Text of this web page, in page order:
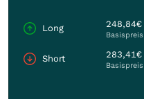
Long 248,84€
Basispreis
Short 283,41€
Basispreis